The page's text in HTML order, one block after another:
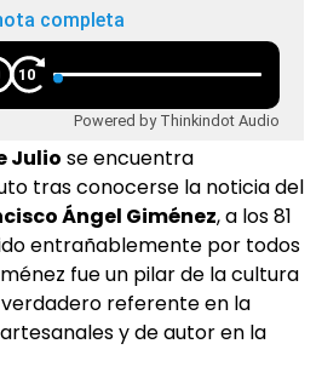
completa
10
Powered by Thinkindot Audio
Julio se encuentra
tras conocerse la noticia del
Ángel Giménez, a los 81
entrañablemente por todos
fue un pilar de la cultura
referente en la
y de autor en la